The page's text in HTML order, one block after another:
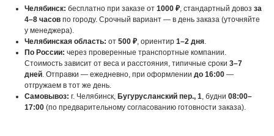
Челябинск: бесплатно при заказе от 1000 ₽, стандартный довоз за
4–8 часов по городу. Срочный вариант — в день заказа (уточняйте
у менеджера).
Челябинская область: от 500 ₽, ориентир 1–2 дня.
По России: через проверенные транспортные компании.
Стоимость зависит от веса и расстояния, типичные сроки 3–7
дней. Отправки — ежедневно, при оформлении до 16:00 —
отгружаем в тот же день.
Самовывоз: г. Челябинск, Бугурусланский пер., 1, будни 08:00–
17:00 (по предварительному согласованию готовности заказа).